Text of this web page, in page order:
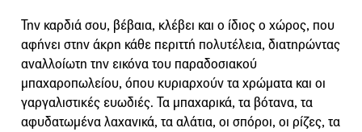
Την καρδιά σου, βέβαια, κλέβει και ο ίδιος ο χώρος, που
αφήνει στην άκρη κάθε περιττή πολυτέλεια, διατηρώντας
αναλλοίωτη την εικόνα του παραδοσιακού
μπαχαροπωλείου, όπου κυριαρχούν τα χρώματα και οι
γαργαλιστικές ευωδιές. Τα μπαχαρικά, τα βότανα, τα
αφυδατωμένα λαχανικά, τα αλάτια, οι σπόροι, οι ρίζες, τα